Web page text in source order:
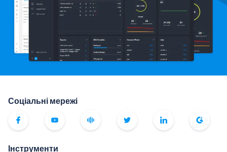
Соціальні мережі
Інструменти